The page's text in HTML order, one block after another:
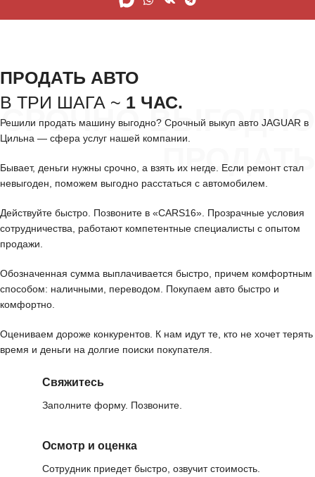
СРОЧНО ВЫГОДНО
ПРОДАТЬ
ПРОДАТЬ АВТО
В ТРИ ШАГА ~ 1 ЧАС.
Решили продать машину выгодно? Срочный выкуп авто JAGUAR в
Цильна — сфера услуг нашей компании.
Бывает, деньги нужны срочно, а взять их негде. Если ремонт стал
невыгоден, поможем выгодно расстаться с автомобилем.
Действуйте быстро. Позвоните в «CARS16». Прозрачные условия
сотрудничества, работают компетентные специалисты с опытом
продажи.
Обозначенная сумма выплачивается быстро, причем комфортным
способом: наличными, переводом. Покупаем авто быстро и
комфортно.
Оцениваем дороже конкурентов. К нам идут те, кто не хочет терять
время и деньги на долгие поиски покупателя.
Свяжитесь
Заполните форму. Позвоните.
Осмотр и оценка
Сотрудник приедет быстро, озвучит стоимость.